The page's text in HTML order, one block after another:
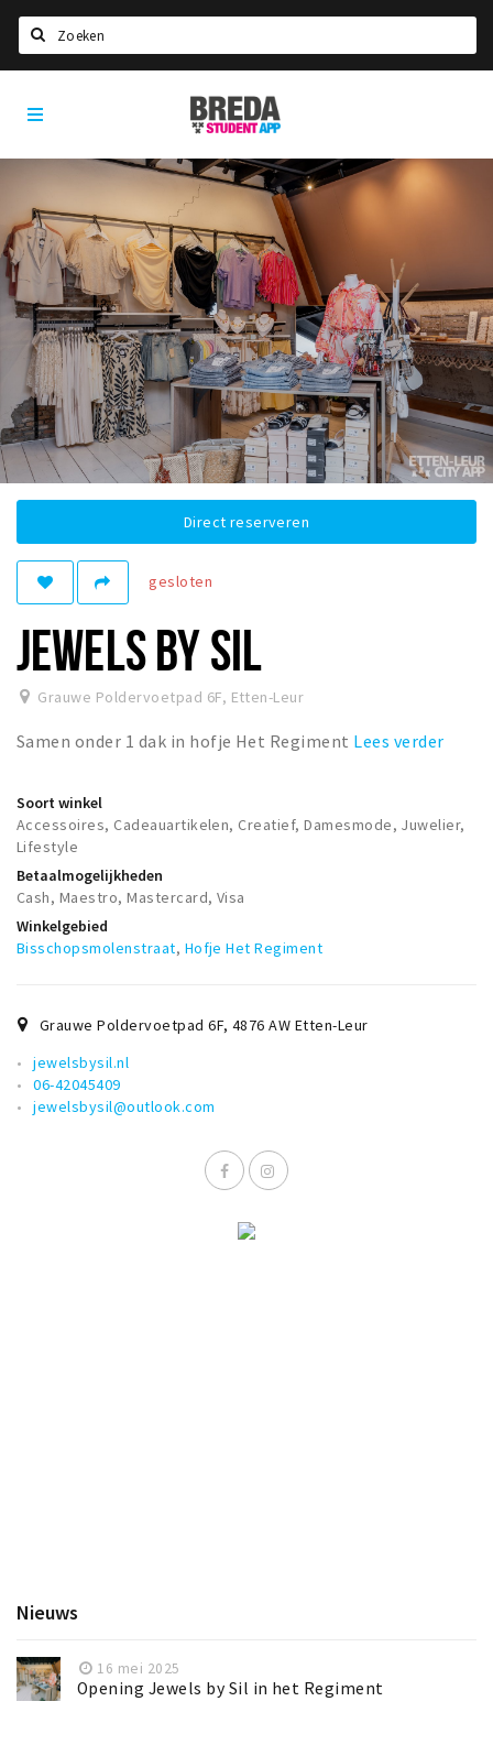
HOME
Voel je thuis in Breda | GoodMood
Welkom in Breda
Studentenverenigingen
Studentenraad
Studentenroutes
New in town? Check FAQ!
WONEN
Woonruimte
Zorgverzekering
Huisarts en eerste hulp
Q&A
KORTING
Breda Student Shop
VRIJE TIJD
Sport
Nieuws
Agenda
Uitjes & activiteiten
Studentenroutes
Natuurgebieden
Breda
Student
Direct reserveren
gesloten
JEWELS BY SIL
Grauwe Poldervoetpad 6F, Etten-Leur
Samen onder 1 dak in hofje Het Regiment Lees verder
Soort winkel
Accessoires, Cadeauartikelen, Creatief, Damesmode, Juwelier,
Lifestyle
Betaalmogelijkheden
Cash, Maestro, Mastercard, Visa
Winkelgebied
Bisschopsmolenstraat, Hofje Het Regiment
Grauwe Poldervoetpad 6F, 4876 AW Etten-Leur
jewelsbysil.nl
06-42045409
jewelsbysil@outlook.com
Nieuws
16 mei 2025
Opening Jewels by Sil in het Regiment